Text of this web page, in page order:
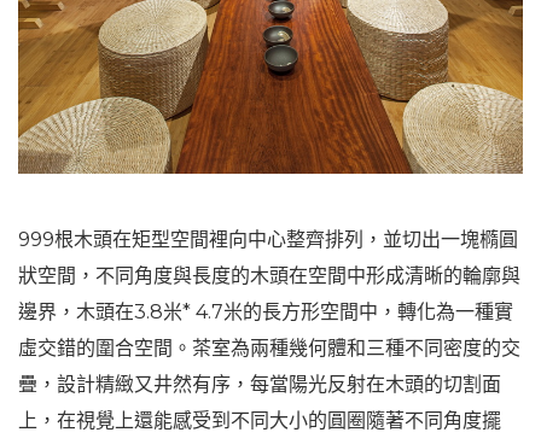
999根木頭在矩型空間裡向中心整齊排列，並切出一塊橢圓
狀空間，不同角度與長度的木頭在空間中形成清晰的輪廓與
邊界，木頭在3.8米* 4.7米的長方形空間中，轉化為一種實
虛交錯的圍合空間。茶室為兩種幾何體和三種不同密度的交
疊，設計精緻又井然有序，每當陽光反射在木頭的切割面
上，在視覺上還能感受到不同大小的圓圈隨著不同角度擺